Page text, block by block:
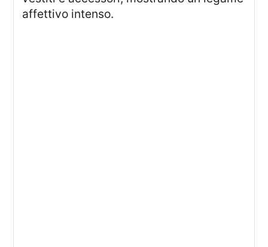
affettivo intenso.